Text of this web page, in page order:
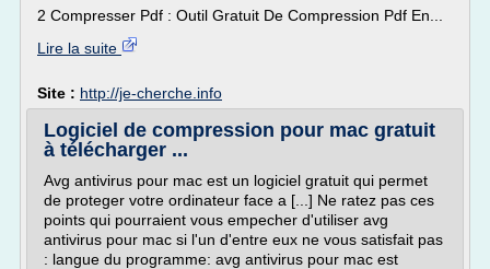
2 Compresser Pdf : Outil Gratuit De Compression Pdf En...
Lire la suite
Site : http://je-cherche.info
Logiciel de compression pour mac gratuit
à télécharger ...
Avg antivirus pour mac est un logiciel gratuit qui permet
de proteger votre ordinateur face a [...] Ne ratez pas ces
points qui pourraient vous empecher d'utiliser avg
antivirus pour mac si l'un d'entre eux ne vous satisfait pas
: langue du programme: avg antivirus pour mac est